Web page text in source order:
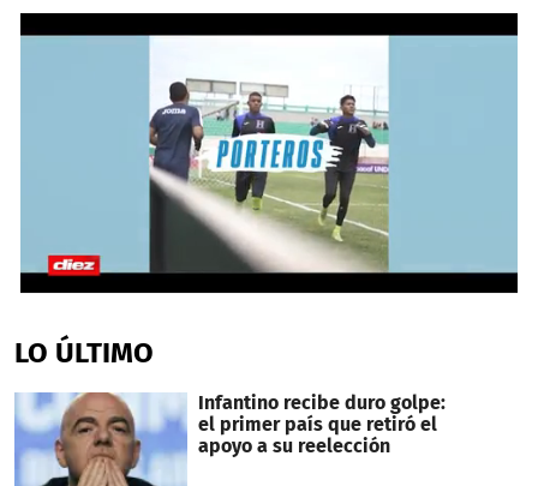
of
1
11
seconds
LO ÚLTIMO
Infantino recibe duro golpe:
el primer país que retiró el
apoyo a su reelección